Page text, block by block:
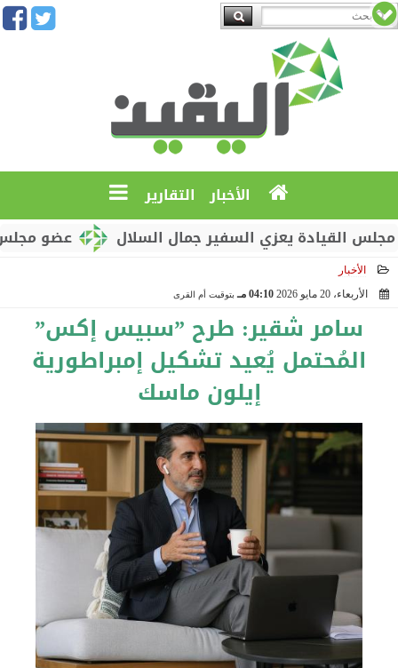
الأخبار التقارير
عضو مجلس
يعزي السفير جمال السلال
الأخبار
الأربعاء، 20 مايو 2026
04:10 مـ بتوقيت أم القرى
سامر شقير: طرح ”سبيس إكس”
المُحتمل يُعيد تشكيل إمبراطورية
إيلون ماسك